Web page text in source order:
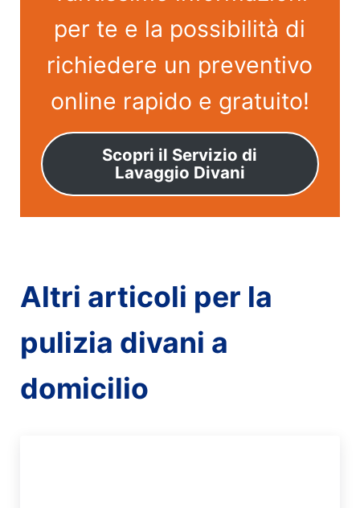
per te e la possibilità di
richiedere un preventivo
online rapido e gratuito!
Scopri il Servizio di
Lavaggio Divani
Altri articoli per la
pulizia divani a
domicilio